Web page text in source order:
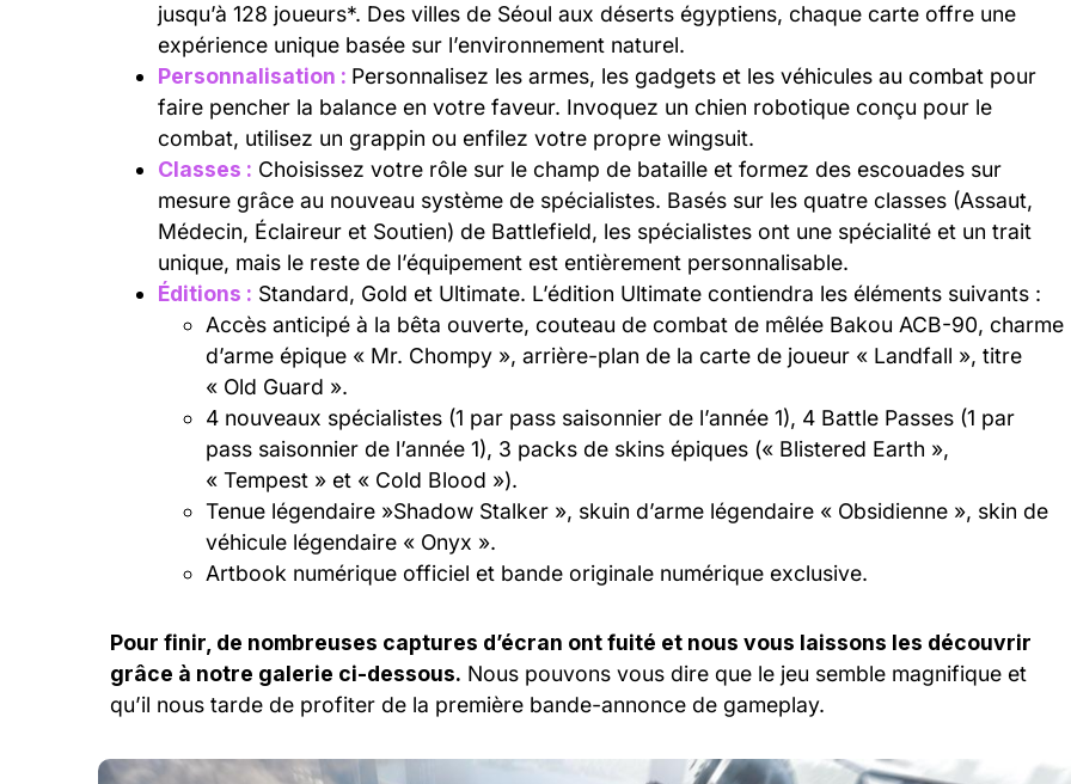
jusqu’à 128 joueurs*. Des villes de Séoul aux déserts égyptiens, chaque carte offre une
expérience unique basée sur l’environnement naturel.
Personnalisation : Personnalisez les armes, les gadgets et les véhicules au combat pour
faire pencher la balance en votre faveur. Invoquez un chien robotique conçu pour le
combat, utilisez un grappin ou enfilez votre propre wingsuit.
Classes : Choisissez votre rôle sur le champ de bataille et formez des escouades sur
mesure grâce au nouveau système de spécialistes. Basés sur les quatre classes (Assaut,
Médecin, Éclaireur et Soutien) de Battlefield, les spécialistes ont une spécialité et un trait
unique, mais le reste de l’équipement est entièrement personnalisable.
Éditions : Standard, Gold et Ultimate. L’édition Ultimate contiendra les éléments suivants :
Accès anticipé à la bêta ouverte, couteau de combat de mêlée Bakou ACB-90, charme
d’arme épique « Mr. Chompy », arrière-plan de la carte de joueur « Landfall », titre
« Old Guard ».
4 nouveaux spécialistes (1 par pass saisonnier de l’année 1), 4 Battle Passes (1 par
pass saisonnier de l’année 1), 3 packs de skins épiques (« Blistered Earth »,
« Tempest » et « Cold Blood »).
Tenue légendaire »Shadow Stalker », skuin d’arme légendaire « Obsidienne », skin de
véhicule légendaire « Onyx ».
Artbook numérique officiel et bande originale numérique exclusive.
Pour finir, de nombreuses captures d’écran ont fuité et nous vous laissons les découvrir
grâce à notre galerie ci-dessous. Nous pouvons vous dire que le jeu semble magnifique et
qu’il nous tarde de profiter de la première bande-annonce de gameplay.